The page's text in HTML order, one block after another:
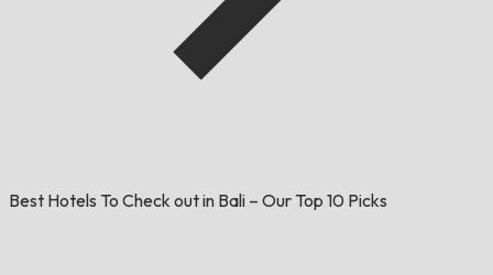
Best Hotels To Check out in Bali – Our Top 10 Picks